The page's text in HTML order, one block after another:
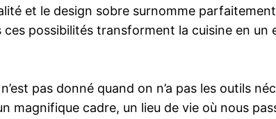
et le design sobre surnomme
possibilités transforment la cuisine en
pas donné quand on n’a pas les outils
magnifique cadre, un lieu de vie où nous